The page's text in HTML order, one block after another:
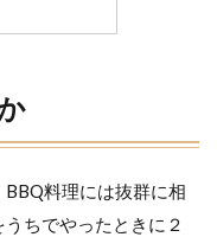
料理には抜群に相
ちでやったときに２